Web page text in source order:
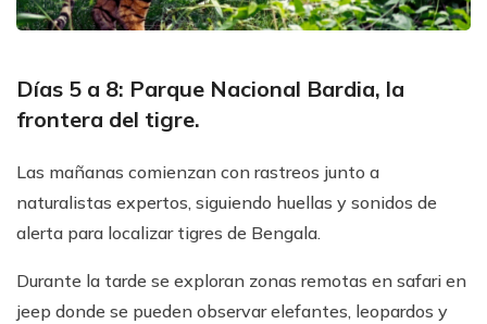
Días 5 a 8: Parque Nacional Bardia, la
frontera del tigre.
Las mañanas comienzan con rastreos junto a
naturalistas expertos, siguiendo huellas y sonidos de
alerta para localizar tigres de Bengala.
Durante la tarde se exploran zonas remotas en safari en
jeep donde se pueden observar elefantes, leopardos y